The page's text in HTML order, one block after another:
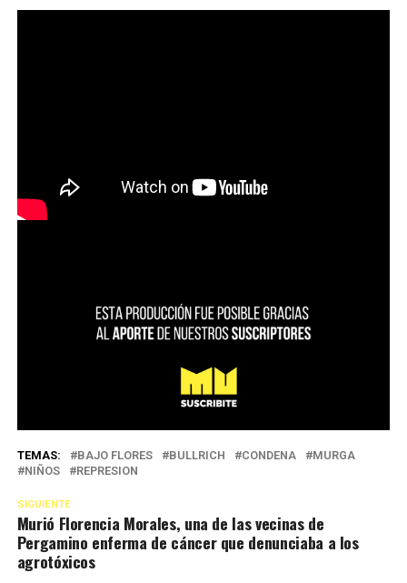
TEMAS: BAJO FLORES BULLRICH CONDENA
MURGA
NIÑOS
REPRESION
SIGUIENTE
Murió Florencia Morales, una de las vecinas de
Pergamino enferma de cáncer que denunciaba a los
agrotóxicos